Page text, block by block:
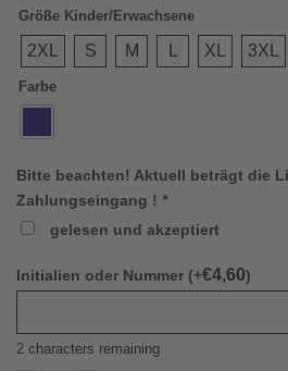
Größe Kinder/Erwachsene
2XL S M XL 3XL
Farbe
Bitte beachten! Aktuell beträgt die
Zahlungseingang ! *
gelesen und akzeptiert
Initialien oder Nummer (+€4,60)
2 characters remaining